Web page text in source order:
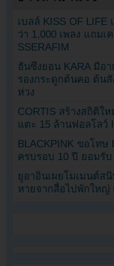
เบลล์ KISS OF LIFE
ว่า 1,000 เพลง แถมเ
SSERAFIM
ฮันซึงยอน KARA มีอ
รองกระดูกต้นคอ ต้น
ห่วง
CORTIS สร้างสถิติใ
แตะ 15 ล้านฟอลโลว์
BLACKPINK ขอโทษ
ครบรอบ 10 ปี ยอมรั
ยูอาอินเผยโมเมนต์ส
หายจากสื่อไปพักให